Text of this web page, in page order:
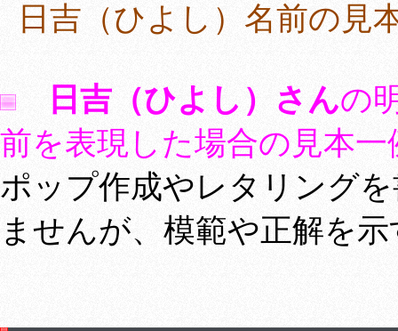
日吉（ひよし）名前の
日吉（ひよし）さんの
前を表現した場合の見本
ポップ作成やレタリング
ませんが、模範や正解を